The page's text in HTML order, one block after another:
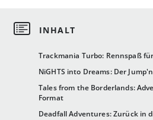
Trackmania Turbo: Rennspaß
NiGHTS into Dreams: Der
Tales from the Borderlands:
Format
Deadfall Adventures: Zurück in